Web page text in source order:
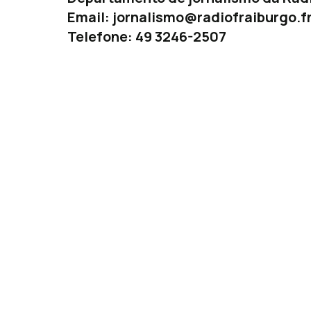
Email:
Telefone: 49 3246-2507